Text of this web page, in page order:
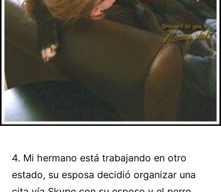
4. Mi hermano está trabajando en otro
estado, su esposa decidió organizar una